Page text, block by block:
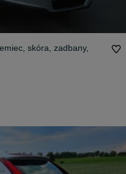
skóra, zadbany,